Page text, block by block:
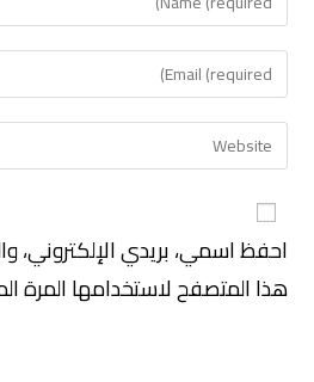
احفظ اسمي، بريدي الإلكتروني،
هذا المتصفح لاستخدامها المرة